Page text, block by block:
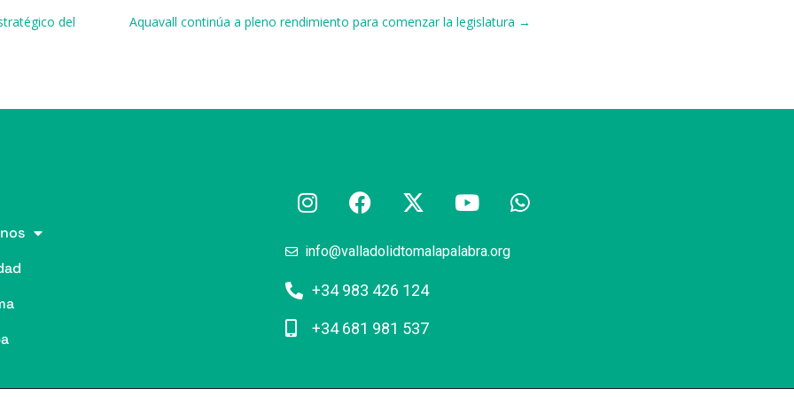
del
Aquavall continúa a pleno rendimiento para comenzar la legislatura →
info@valladolidtomalapalabra.org
+34 983 426 124
+34 681 981 537